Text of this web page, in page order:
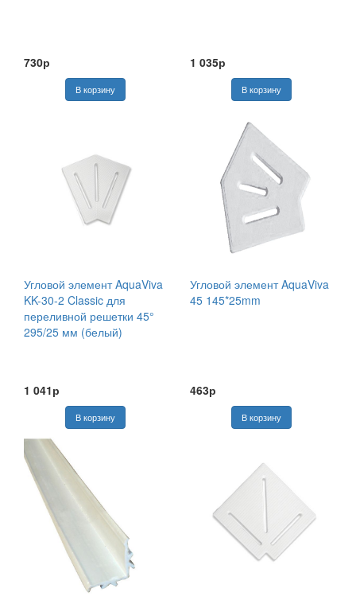
730р 1 035р
Угловой элемент AquaViva
KK-30-2 Classic для
переливной решетки 45°
295/25 мм (белый)
1 041р
Угловой элемент AquaViva
45 145*25mm
463р